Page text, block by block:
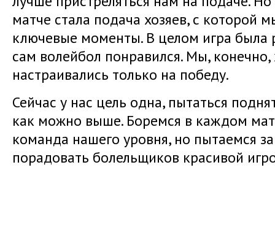
матче стала подача хозяев, с которой
ключевые моменты. В целом игра
сам волейбол понравился. Мы, конечно,
настраивались только на победу.
Сейчас у нас цель одна, пытаться
как можно выше. Боремся в каждом
команда нашего уровня, но пытаемся
порадовать болельщиков красивой